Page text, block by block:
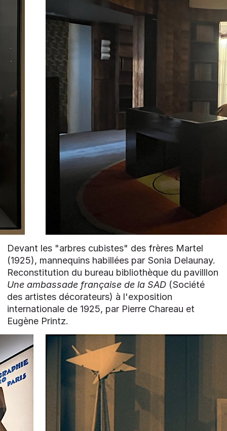
Devant les "arbres cubistes" des frères Martel
(1925), mannequins habillées par Sonia Delaunay.
Reconstitution du bureau bibliothèque du pavilllon
Une ambassade française de la SAD (Société
des artistes décorateurs) à l'exposition
internationale de 1925, par Pierre Chareau et
Eugène Printz.